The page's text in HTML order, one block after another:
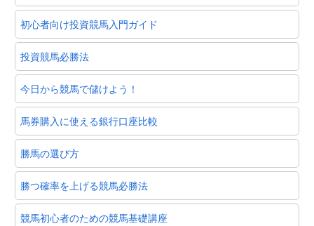
初心者向け投資競馬入門ガイド
投資競馬必勝法
今日から競馬で儲けよう！
馬券購入に使える銀行口座比較
勝馬の選び方
勝つ確率を上げる競馬必勝法
競馬初心者のための競馬基礎講座